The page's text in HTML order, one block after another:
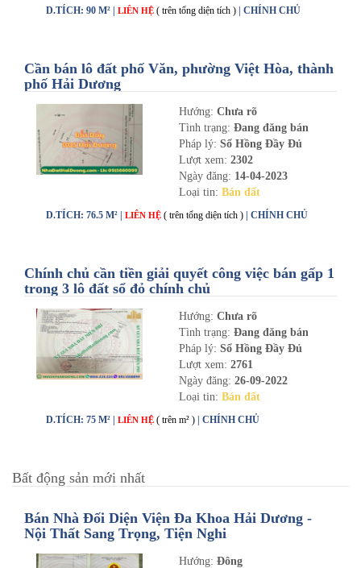
D.TÍCH: 90 M² | LIÊN HỆ ( trên tổng diện tích ) | CHÍNH CHỦ
Cần bán lô đất phố Văn, phường Việt Hòa, thành
phố Hải Dương
Hướng: Chưa rõ
Tình trạng: Đang đăng bán
Pháp lý: Sổ Hồng Đầy Đủ
Lượt xem: 2302
Ngày đăng: 14-04-2023
Loại tin: Bán đất
D.TÍCH: 76.5 M² | LIÊN HỆ ( trên tổng diện tích ) | CHÍNH CHỦ
Chính chủ cần tiền giải quyết công việc bán gấp 1
trong 3 lô đất sổ đỏ chính chủ
Hướng: Chưa rõ
Tình trạng: Đang đăng bán
Pháp lý: Sổ Hồng Đầy Đủ
Lượt xem: 2761
Ngày đăng: 26-09-2022
Loại tin: Bán đất
D.TÍCH: 75 M² | LIÊN HỆ ( trên m² ) | CHÍNH CHỦ
Bất động sản mới nhất
Bán Nhà Đối Diện Viện Đa Khoa Hải Dương -
Nội Thất Sang Trọng, Tiện Nghi
Hướng: Đông